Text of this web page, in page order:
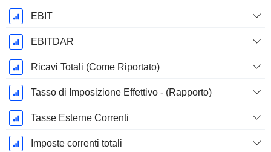
EBIT
EBITDAR
Ricavi Totali (Come Riportato)
Tasso di Imposizione Effettivo - (Rapporto)
Tasse Esterne Correnti
Imposte correnti totali